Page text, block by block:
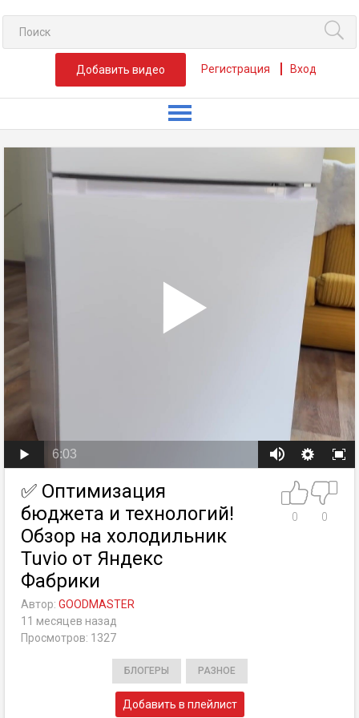
Добавить видео Регистрация Вход
6:03
✅ Оптимизация
бюджета и технологий!
Обзор на холодильник
Tuvio от Яндекс
Фабрики
0 0
Автор: GOODMASTER
11 месяцев назад
Просмотров: 1327
БЛОГЕРЫ РАЗНОЕ
Добавить в плейлист